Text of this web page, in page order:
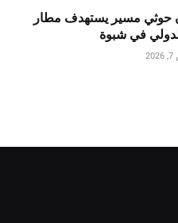
حوثي مسير يستهدف مطار
في شبوة